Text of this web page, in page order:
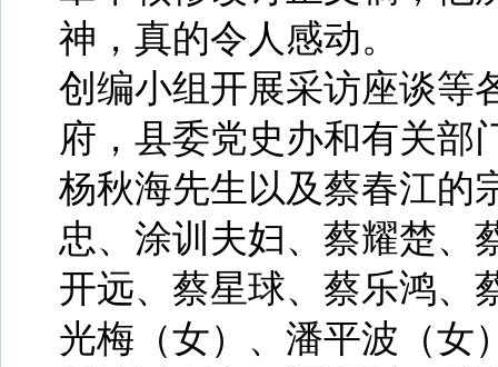
神，真的令人感动。
创编小组开展采访座谈等
府，县委党史办和有关部
杨秋海先生以及蔡春江的
忠、涂训夫妇、蔡耀楚、
开远、蔡星球、蔡乐鸿、
光梅（女）、潘平波（女